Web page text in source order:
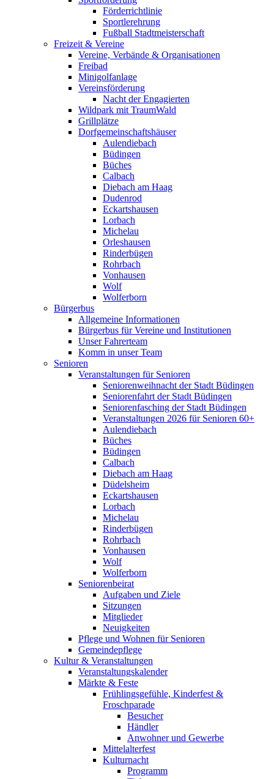
Förderrichtlinie
Sportlerehrung
Fußball Stadtmeisterschaft
Freizeit & Vereine
Vereine, Verbände & Organisationen
Freibad
Minigolfanlage
Vereinsförderung
Nacht der Engagierten
Wildpark mit TraumWald
Grillplätze
Dorfgemeinschaftshäuser
Aulendiebach
Büdingen
Büches
Calbach
Diebach am Haag
Dudenrod
Eckartshausen
Lorbach
Michelau
Orleshausen
Rinderbügen
Rohrbach
Vonhausen
Wolf
Wolferborn
Bürgerbus
Allgemeine Informationen
Bürgerbus für Vereine und Institutionen
Unser Fahrerteam
Komm in unser Team
Senioren
Veranstaltungen für Senioren
Seniorenweihnacht der Stadt Büdingen
Seniorenfahrt der Stadt Büdingen
Seniorenfasching der Stadt Büdingen
Veranstaltungen 2026 für Senioren 60+
Aulendiebach
Büches
Büdingen
Calbach
Diebach am Haag
Düdelsheim
Eckartshausen
Lorbach
Michelau
Rinderbügen
Rohrbach
Vonhausen
Wolf
Wolferborn
Seniorenbeirat
Aufgaben und Ziele
Sitzungen
Mitglieder
Neuigkeiten
Pflege und Wohnen für Senioren
Gemeindepflege
Kultur & Veranstaltungen
Veranstaltungskalender
Märkte & Feste
Frühlingsgefühle, Kinderfest &
Froschparade
Besucher
Händler
Anwohner und Gewerbe
Mittelalterfest
Kulturnacht
Programm